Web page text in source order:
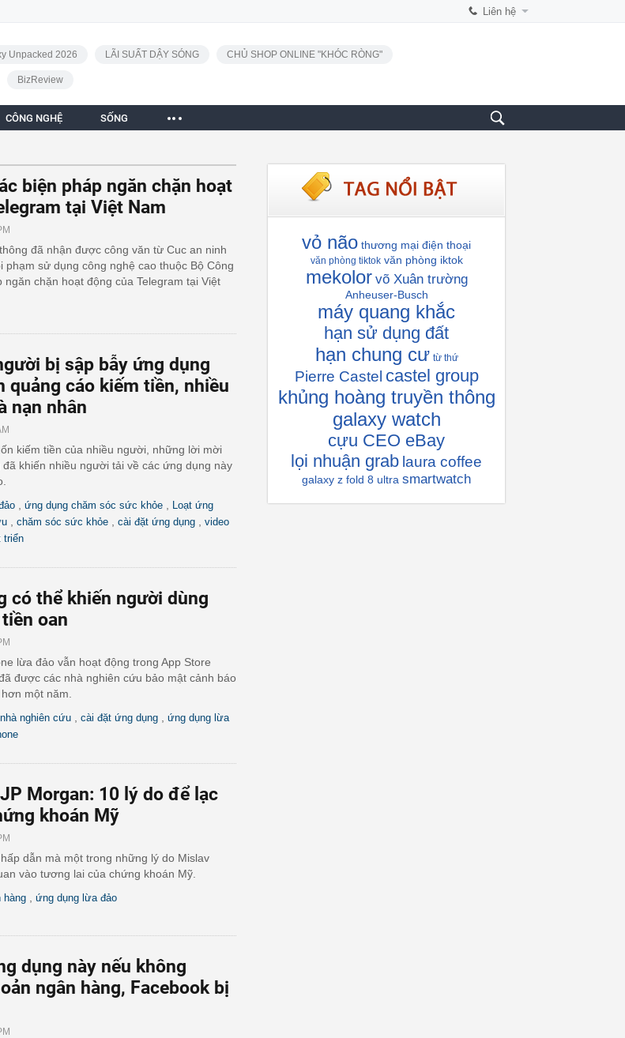
Liên hệ
Unpacked 2026 LÃI SUẤT DẬY SÓNG CHỦ SHOP ONLINE "KHÓC RÒNG"
BizReview
CÔNG NGHỆ SỐNG
biện pháp ngăn chặn hoạt
tại Việt Nam
đã nhận được công văn từ Cuc an ninh
phạm sử dụng công nghệ cao thuộc Bộ Công
ngăn chặn hoạt động của Telegram tại Việt
bị sập bẫy ứng dụng
quảng cáo kiếm tiền, nhiều
nạn nhân
kiếm tiền của nhiều người, những lời mời
khiến nhiều người tải về các ứng dụng này
ứng dụng chăm sóc sức khỏe
Loạt ứng
chăm sóc sức khỏe cài đặt ứng dụng
video
triển
có thể khiến người dùng
oan
lừa đảo vẫn hoạt động trong App Store
được các nhà nghiên cứu bảo mật cảnh báo
một năm.
nhà nghiên cứu cài đặt ứng dụng
ứng dụng lừa
Morgan: 10 lý do để lạc
khoán Mỹ
dẫn mà một trong những lý do Mislav
vào tương lai của chứng khoán Mỹ.
hàng ứng dụng lừa đảo
dụng này nếu không
ngân hàng, Facebook bị
vỏ não thương mại điện thoại
văn phòng tiktok văn phòng iktok
mekolor võ Xuân trường
Anheuser-Busch
máy quang khắc
hạn sử dụng đất
hạn chung cư từ thứ
Pierre Castel castel group
khủng hoàng truyền thông
galaxy watch
cựu CEO eBay
lọi nhuận grab laura coffee
galaxy z fold 8 ultra smartwatch